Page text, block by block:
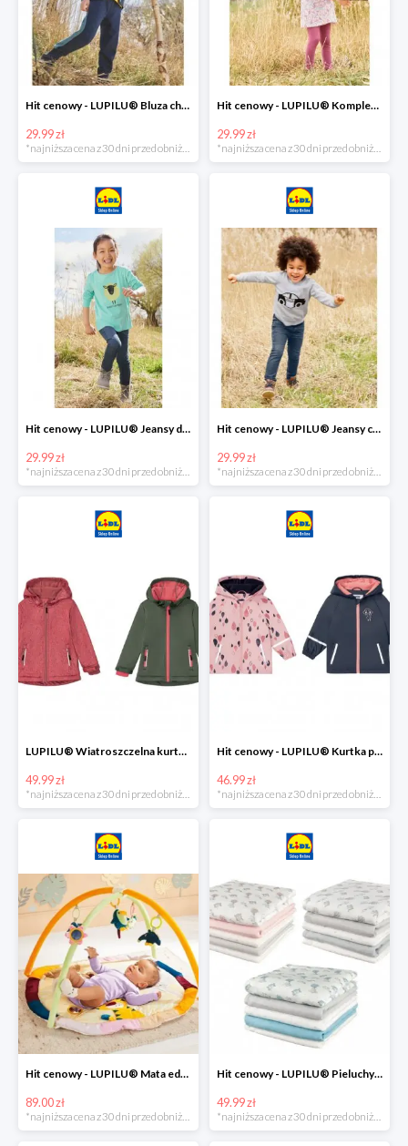
Hit cenowy - LUPILU® Bluza chłopięca w stylu college
29.99 zł
*najniższa cena z 30 dni przed obniżką
Hit cenowy - LUPILU® Komplet dziewczęcy (sukienka + legginsy)
29.99 zł
*najniższa cena z 30 dni przed obniżką
Hit cenowy - LUPILU® Jeansy dziewczęce slim fit
29.99 zł
Hit cenowy - LUPILU® Jeansy chłopięce slim fit
29.99 zł
LUPILU® Wiatroszczelna kurtka dziecięca softshell, 1 sztuka
49.99 zł
Hit cenowy - LUPILU® Kurtka przeciwdeszczowa dziewczęca, 1 sztuka
46.99 zł
Hit cenowy - LUPILU® Mata edukacyjna dla niemowląt, 1 sztuka
89.00 zł
*najniższa cena z 30 dni przed obniżką
Hit cenowy - LUPILU® Pieluchy tetrowe 80x80 cm, z biobawełny, 5 sztuk
49.99 zł
*najniższa cena z 30 dni przed obniżką